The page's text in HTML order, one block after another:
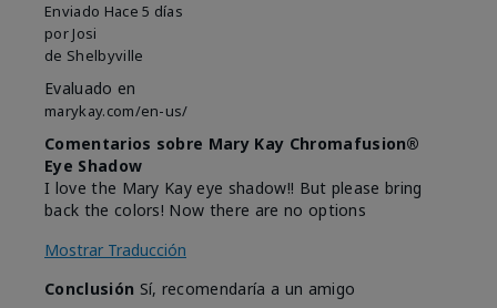
Enviado Hace 5 días
por Josi
de Shelbyville
Evaluado en
marykay.com/en-us/
Comentarios sobre Mary Kay Chromafusion®
Eye Shadow
I love the Mary Kay eye shadow!! But please bring
back the colors! Now there are no options
Mostrar Traducción
Conclusión Sí, recomendaría a un amigo